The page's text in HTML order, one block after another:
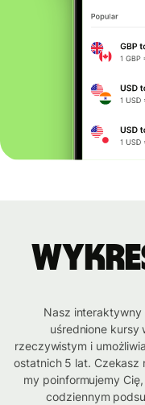
Nasz interaktywny
uśrednione kursy
rzeczywistym i
ostatnich 5 lat. Czekasz
my poinformujemy
codziennym